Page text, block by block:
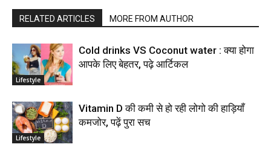
RELATED ARTICLES MORE FROM AUTHOR
Lifestyle
Cold drinks VS Coconut water : क्या होगा
आपके लिए बेहतर, पढ़े आर्टिकल
Lifestyle
Vitamin D की कमी से हो रही लोगो की हाड़ियाँ
कमजोर, पढ़ें पुरा सच